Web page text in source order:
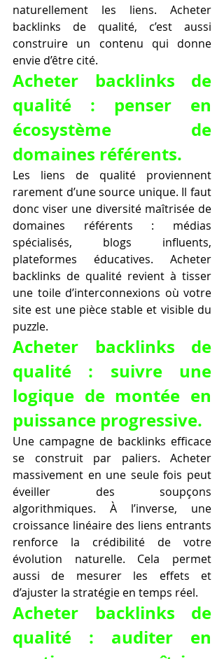
naturellement les liens. Acheter
backlinks de qualité, c’est aussi
construire un contenu qui donne
envie d’être cité.
Acheter backlinks de
qualité : penser en
écosystème de
domaines référents.
Les liens de qualité proviennent
rarement d’une source unique. Il faut
donc viser une diversité maîtrisée de
domaines référents : médias
spécialisés, blogs influents,
plateformes éducatives. Acheter
backlinks de qualité revient à tisser
une toile d’interconnexions où votre
site est une pièce stable et visible du
puzzle.
Acheter backlinks de
qualité : suivre une
logique de montée en
puissance progressive.
Une campagne de backlinks efficace
se construit par paliers. Acheter
massivement en une seule fois peut
éveiller des soupçons
algorithmiques. À l’inverse, une
croissance linéaire des liens entrants
renforce la crédibilité de votre
évolution naturelle. Cela permet
aussi de mesurer les effets et
d’ajuster la stratégie en temps réel.
Acheter backlinks de
qualité : auditer en